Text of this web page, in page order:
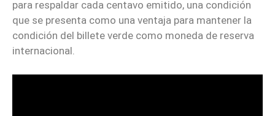
para respaldar cada centavo emitido, una condición
que se presenta como una ventaja para mantener la
condición del billete verde como moneda de reserva
internacional.